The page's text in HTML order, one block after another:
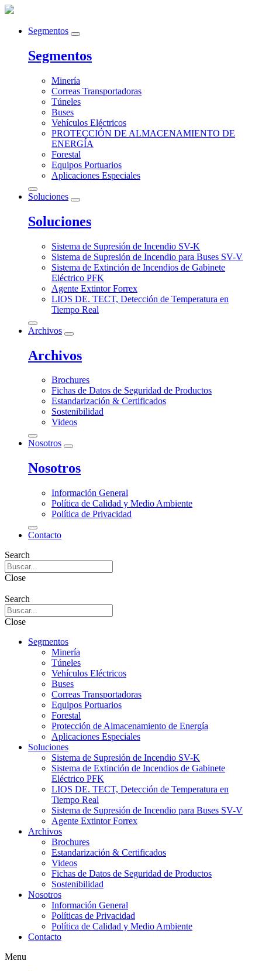
Segmentos
Segmentos
Minería
Correas Transportadoras
Túneles
Buses
Vehículos Eléctricos
PROTECCIÓN DE ALMACENAMIENTO DE
ENERGÍA
Forestal
Equipos Portuarios
Aplicaciones Especiales
Soluciones
Soluciones
Sistema de Supresión de Incendio SV-K
Sistema de Supresión de Incendio para Buses SV-V
Sistema de Extinción de Incendios de Gabinete
Eléctrico PFK
Agente Extintor Forrex
LIOS DE. TECT, Detección de Temperatura en
Tiempo Real
Archivos
Archivos
Brochures
Fichas de Datos de Seguridad de Productos
Estandarización & Certificados
Sostenibilidad
Videos
Nosotros
Nosotros
Información General
Política de Calidad y Medio Ambiente
Política de Privacidad
Contacto
Search
Close
Search
Close
Segmentos
Minería
Túneles
Vehículos Eléctricos
Buses
Correas Transportadoras
Equipos Portuarios
Forestal
Protección de Almacenamiento de Energía
Aplicaciones Especiales
Soluciones
Sistema de Supresión de Incendio SV-K
Sistema de Extinción de Incendios de Gabinete
Eléctrico PFK
LIOS DE. TECT, Detección de Temperatura en
Tiempo Real
Sistema de Supresión de Incendio para Buses SV-V
Agente Extintor Forrex
Archivos
Brochures
Estandarización & Certificados
Videos
Fichas de Datos de Seguridad de Productos
Sostenibilidad
Nosotros
Información General
Políticas de Privacidad
Política de Calidad y Medio Ambiente
Contacto
Menu